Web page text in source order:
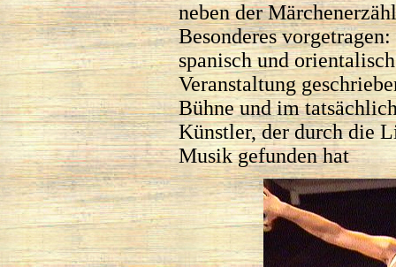
neben der
Besonderes
spanisch und
Veranstaltung
Bühne und im
Künstler, der durch die
Musik gefunden hat